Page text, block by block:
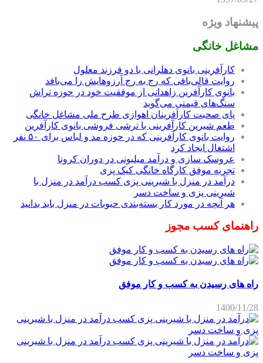
پیشنهاد ویژه
مشاغل خانگی
کارآفرینی بانوی دهلرانی با دو فرزند معلول
روایت قالی‌بافی که رج به رج آرزوهایش را می‌بافد
بانوی کارآفرین زاهدانی از موفقیت خود در حوزه تراش
سنگ‌های قیمتی می‌گوید
پای صحبت کارآفرینان اهوازی طرح ملی مشاغل خانگی
طعم شیرین کارآفرینی با ترشی فروشی بانوی کارآفرین
روایت بانوی کارآفرینی که در حوزه مد و لباس برای ۵۰ نفر
اشتغال ایجاد کرد
عروسک سازی و درآمد میلیونی در دوران کرونا
تجربه موفق کارگاه خانگی کیک پزی
درآمد در منزل با شیرینی پزی کسب درآمد در منزل با
شیرینی پزی و ساخت دسر
هر آنچه در مورد کار بسته‌بندی حبوبات در منزل باید بدانید
راهنمای کسب مجوز
راه های رسیدن به کسب و کار موفق
1400/11/28